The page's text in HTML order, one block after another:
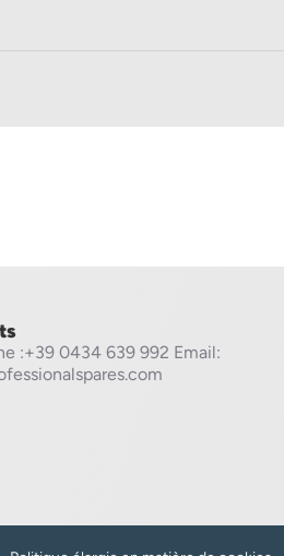
:+39 0434 639 992 Email: